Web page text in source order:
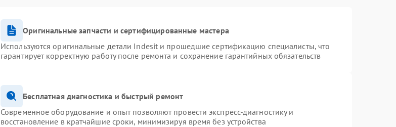
Оригинальные запчасти и сертифицированные мастера
Используются оригинальные детали Indesit и прошедшие сертификацию специалисты, что
гарантирует корректную работу после ремонта и сохранение гарантийных обязательств
Бесплатная диагностика и быстрый ремонт
Современное оборудование и опыт позволяют провести экспресс-диагностику и
восстановление в кратчайшие сроки, минимизируя время без устройства